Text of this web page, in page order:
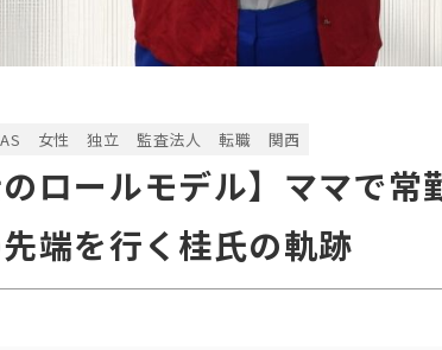
女性 独立 監査法人 転職 関西
のロールモデル】ママで常
端を行く桂氏の軌跡